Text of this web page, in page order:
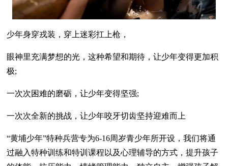
少年身穿戎装，穿上迷彩扛上枪，
眼神里充满梦想的光，这种希望和期待，让少年变得更加积
极;
一次次困难的磨砺，让少年变得坚强;
一次次全新的挑战，让少年咬牙切齿坚持迎难而上
“黄埔少年”特种兵营专为6-16周岁青少年所开设，我们将通
过融入特种训练和特训课程以及心理辅导的方式，提升孩子